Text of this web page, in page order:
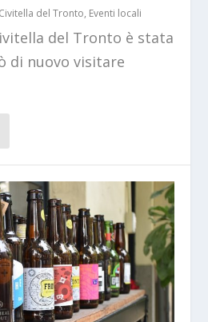
Civitella del Tronto, Eventi locali
del Tronto è stata
di nuovo visitare